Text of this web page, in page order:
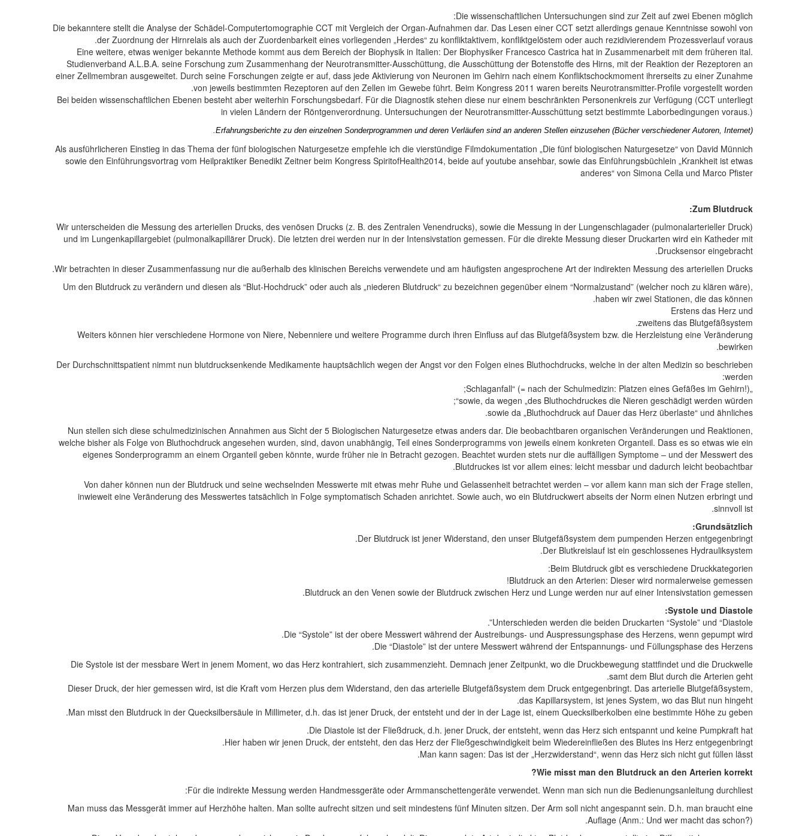
Die wissenschaftlichen Untersuchungen sind zur Zeit auf zwei Ebenen möglich:
Die bekanntere stellt die Analyse der Schädel-Computertomographie CCT mit Vergleich der Organ-Aufnahmen dar. Das Lesen einer CCT setzt allerdings genaue Kenntnisse sowohl von
der Zuordnung der Hirnrelais als auch der Zuordenbarkeit eines vorliegenden „Herdes“ zu konfliktaktivem, konfliktgelöstem oder auch rezidivierendem Prozessverlauf voraus.
Eine weitere, etwas weniger bekannte Methode kommt aus dem Bereich der Biophysik in Italien: Der Biophysiker Francesco Castrica hat in Zusammenarbeit mit dem früheren ital.
Studienverband A.L.B.A. seine Forschung zum Zusammenhang der Neurotransmitter-Ausschüttung, die Ausschüttung der Botenstoffe des Hirns, mit der Reaktion der Rezeptoren an
einer Zellmembran ausgeweitet. Durch seine Forschungen zeigte er auf, dass jede Aktivierung von Neuronen im Gehirn nach einem Konfliktschockmoment ihrerseits zu einer Zunahme
von jeweils bestimmten Rezeptoren auf den Zellen im Gewebe führt. Beim Kongress 2011 waren bereits Neurotransmitter-Profile vorgestellt worden.
Bei beiden wissenschaftlichen Ebenen besteht aber weiterhin Forschungsbedarf. Für die Diagnostik stehen diese nur einem beschränkten Personenkreis zur Verfügung (CCT unterliegt
in vielen Ländern der Röntgenverordnung. Untersuchungen der Neurotransmitter-Ausschüttung setzt bestimmte Laborbedingungen voraus.)
Erfahrungsberichte zu den einzelnen Sonderprogrammen und deren Verläufen sind an anderen Stellen einzusehen (Bücher verschiedener Autoren, Internet).
Als ausführlicheren Einstieg in das Thema der fünf biologischen Naturgesetze empfehle ich die vierstündige Filmdokumentation „Die fünf biologischen Naturgesetze“ von David Münnich
sowie den Einführungsvortrag vom Heilpraktiker Benedikt Zeitner beim Kongress SpiritofHealth2014, beide auf youtube ansehbar, sowie das Einführungsbüchlein „Krankheit ist etwas
anderes“ von Simona Cella und Marco Pfister
Zum Blutdruck:
Wir unterscheiden die Messung des arteriellen Drucks, des venösen Drucks (z. B. des Zentralen Venendrucks), sowie die Messung in der Lungenschlagader (pulmonalarterieller Druck)
und im Lungenkapillargebiet (pulmonalkapillärer Druck). Die letzten drei werden nur in der Intensivstation gemessen. Für die direkte Messung dieser Druckarten wird ein Katheder mit
Drucksensor eingebracht.
Wir betrachten in dieser Zusammenfassung nur die außerhalb des klinischen Bereichs verwendete und am häufigsten angesprochene Art der indirekten Messung des arteriellen Drucks.
Um den Blutdruck zu verändern und diesen als “Blut-Hochdruck” oder auch als „niederen Blutdruck“ zu bezeichnen gegenüber einem “Normalzustand” (welcher noch zu klären wäre),
haben wir zwei Stationen, die das können.
Erstens das Herz und
zweitens das Blutgefäßsystem.
Weiters können hier verschiedene Hormone von Niere, Nebenniere und weitere Programme durch ihren Einfluss auf das Blutgefäßsystem bzw. die Herzleistung eine Veränderung
bewirken.
Der Durchschnittspatient nimmt nun blutdrucksenkende Medikamente hauptsächlich wegen der Angst vor den Folgen eines Bluthochdrucks, welche in der alten Medizin so beschrieben
werden:
„Schlaganfall“ (= nach der Schulmedizin: Platzen eines Gefäßes im Gehirn!);
sowie, da wegen „des Bluthochdruckes die Nieren geschädigt werden würden“;
sowie da „Bluthochdruck auf Dauer das Herz überlaste“ und ähnliches.
Nun stellen sich diese schulmedizinischen Annahmen aus Sicht der 5 Biologischen Naturgesetze etwas anders dar. Die beobachtbaren organischen Veränderungen und Reaktionen,
welche bisher als Folge von Bluthochdruck angesehen wurden, sind, davon unabhängig, Teil eines Sonderprogramms von jeweils einem konkreten Organteil. Dass es so etwas wie ein
eigenes Sonderprogramm an einem Organteil geben könnte, wurde früher nie in Betracht gezogen. Beachtet wurden stets nur die auffälligen Symptome – und der Messwert des
Blutdruckes ist vor allem eines: leicht messbar und dadurch leicht beobachtbar.
Von daher können nun der Blutdruck und seine wechselnden Messwerte mit etwas mehr Ruhe und Gelassenheit betrachtet werden – vor allem kann man sich der Frage stellen,
inwieweit eine Veränderung des Messwertes tatsächlich in Folge symptomatisch Schaden anrichtet. Sowie auch, wo ein Blutdruckwert abseits der Norm einen Nutzen erbringt und
sinnvoll ist.
Grundsätzlich:
Der Blutdruck ist jener Widerstand, den unser Blutgefäßsystem dem pumpenden Herzen entgegenbringt.
Der Blutkreislauf ist ein geschlossenes Hydrauliksystem.
Beim Blutdruck gibt es verschiedene Druckkategorien:
Blutdruck an den Arterien: Dieser wird normalerweise gemessen!
Blutdruck an den Venen sowie der Blutdruck zwischen Herz und Lunge werden nur auf einer Intensivstation gemessen.
Systole und Diastole:
Unterschieden werden die beiden Druckarten “Systole” und “Diastole”.
Die “Systole” ist der obere Messwert während der Austreibungs- und Auspressungsphase des Herzens, wenn gepumpt wird.
Die “Diastole” ist der untere Messwert während der Entspannungs- und Füllungsphase des Herzens.
Die Systole ist der messbare Wert in jenem Moment, wo das Herz kontrahiert, sich zusammenzieht. Demnach jener Zeitpunkt, wo die Druckbewegung stattfindet und die Druckwelle
samt dem Blut durch die Arterien geht.
Dieser Druck, der hier gemessen wird, ist die Kraft vom Herzen plus dem Widerstand, den das arterielle Blutgefäßsystem dem Druck entgegenbringt. Das arterielle Blutgefäßsystem,
das Kapillarsystem, ist jenes System, wo das Blut nun hingeht.
Man misst den Blutdruck in der Quecksilbersäule in Millimeter, d.h. das ist jener Druck, der entsteht und der in der Lage ist, einem Quecksilberkolben eine bestimmte Höhe zu geben.
Die Diastole ist der Fließdruck, d.h. jener Druck, der entsteht, wenn das Herz sich entspannt und keine Pumpkraft hat.
Hier haben wir jenen Druck, der entsteht, den das Herz der Fließgeschwindigkeit beim Wiedereinfließen des Blutes ins Herz entgegenbringt.
Man kann sagen: Das ist der „Herzwiderstand“, wenn das Herz sich nicht gut füllen lässt.
Wie misst man den Blutdruck an den Arterien korrekt?
Für die indirekte Messung werden Handmessgeräte oder Armmanschettengeräte verwendet. Wenn man sich nun die Bedienungsanleitung durchliest:
Man muss das Messgerät immer auf Herzhöhe halten. Man sollte aufrecht sitzen und seit mindestens fünf Minuten sitzen. Der Arm soll nicht angespannt sein. D.h. man braucht eine
Auflage (Anm.: Und wer macht das schon?).